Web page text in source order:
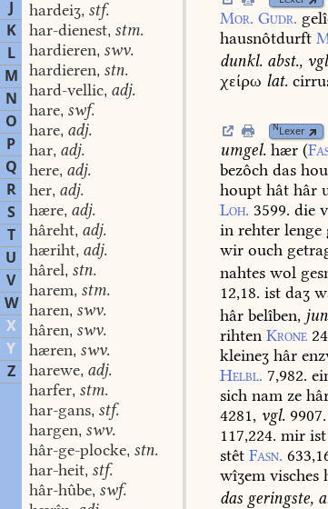
J
K
L
M
N
O
P
Q
R
S
T
U
V
W
X
Y
Z
hardeiʒ, stf.
har-dienest, stm.
hardieren, swv.
hardieren, stn.
hard-vellic, adj.
hare, swf.
hare, adj.
har, adj.
here, adj.
her, adj.
hære, adj.
hâreht, adj.
hæriht, adj.
hârel, stn.
harem, stm.
haren, swv.
hâren, swv.
hæren, swv.
harewe, adj.
harfer, stm.
har-gans, stf.
hargen, swv.
hâr-ge-plocke, stn.
har-heit, stf.
hâr-hûbe, swf.
Mor. Gudr.
hausnôtdurft
dunkl. abst.,
χείρω lat.
NLexer
umgel. hær (
bezôch das
houpt hât hâr
Loh. 3599. die
in rehter lenge
wir ouch
nahtes wol
12,18. ist daʒ
hâr belîben,
rihten Krone
kleineʒ hâr
Helbl. 7,982.
sich nam ze
4281, vgl. 9907.
117,224. mir ist
stêt Fasn.
wîʒem visches
das geringste,